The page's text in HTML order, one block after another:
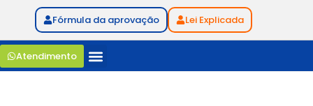
Fórmula da aprovação Lei Explicada
Atendimento